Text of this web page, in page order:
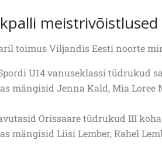
meistrivõistlused
toimus Viljandis Eesti noorte
U14 vanuseklassi tüdrukud
mängisid Jenna Kald, Mia Loree
Orissaare tüdrukud III
mängisid Liisi Lember, Rahel